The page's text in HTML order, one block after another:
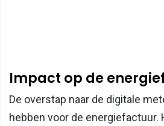
Impact op de
De overstap naar de digitale
hebben voor de energiefactuur.